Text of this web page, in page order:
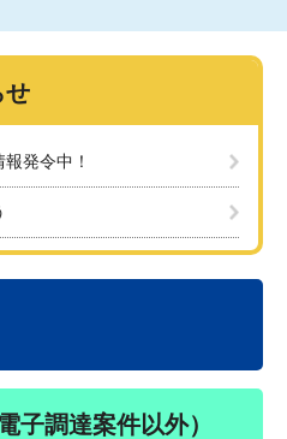
せ
発令中！
子調達案件以外）